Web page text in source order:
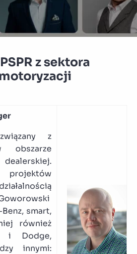
z sektora
z
obszarze
smart,
również
i Dodge,
innymi: